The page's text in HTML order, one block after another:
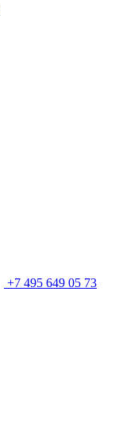
+7 495 649 05 73